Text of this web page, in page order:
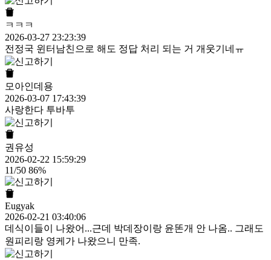
ㅋㅋㅋ
2026-03-27 23:23:39
전정국 윈터남친으로 해도 정답 처리 되는 거 개웃기네ㅠ
모아인데용
2026-03-07 17:43:39
사랑한다 투바투
권유성
2026-02-22 15:59:29
11/50 86%
Eugyak
2026-02-21 03:40:06
데식이들이 나왔어...근데 박데장이랑 윤똔개 안 나옴.. 그래도
원피리랑 영케가 나왔으니 만족.